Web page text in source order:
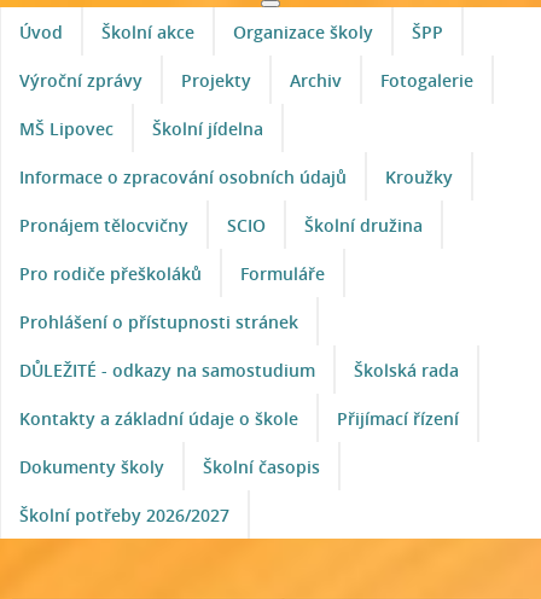
Úvod Školní akce Organizace školy ŠPP
Výroční zprávy Projekty Archiv Fotogalerie
MŠ Lipovec Školní jídelna
Informace o zpracování osobních údajů Kroužky
Pronájem tělocvičny SCIO Školní družina
Pro rodiče přeškoláků Formuláře
Prohlášení o přístupnosti stránek
DŮLEŽITÉ - odkazy na samostudium Školská rada
Kontakty a základní údaje o škole Přijímací řízení
Dokumenty školy Školní časopis
Školní potřeby 2026/2027